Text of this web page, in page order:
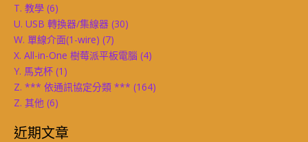
T. 教學 (6)
U. USB 轉換器/集線器 (30)
W. 單線介面(1-wire) (7)
X. All-in-One 樹莓派平板電腦 (4)
Y. 馬克杯 (1)
Z. *** 依通訊協定分類 *** (164)
Z. 其他 (6)
近期文章